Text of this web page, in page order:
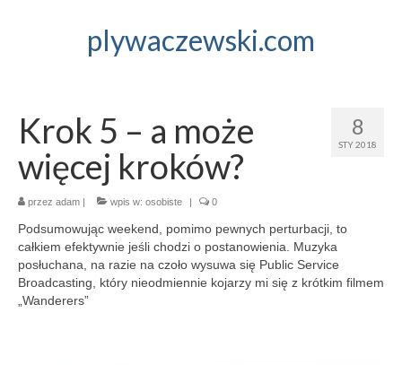
plywaczewski.com
8
STY 2018
Krok 5 – a może
więcej kroków?
przez adam | wpis w: osobiste | 0
Podsumowując weekend, pomimo pewnych perturbacji, to
całkiem efektywnie jeśli chodzi o postanowienia. Muzyka
posłuchana, na razie na czoło wysuwa się Public Service
Broadcasting, który nieodmiennie kojarzy mi się z krótkim filmem
„Wanderers”